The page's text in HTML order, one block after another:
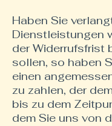
Haben Sie
Dienstleistungen
der Widerrufsfrist
sollen, so haben
einen
zu zahlen, der
bis zu dem
dem Sie uns von